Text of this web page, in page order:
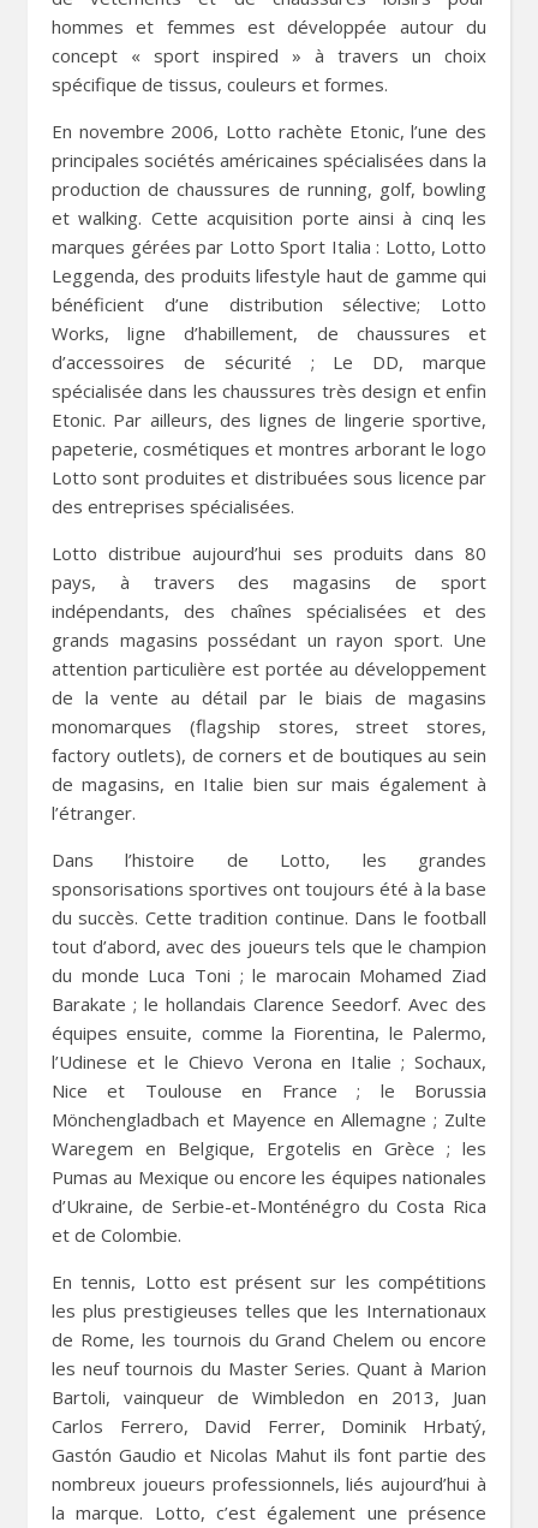
hommes et femmes est développée autour du
concept « sport inspired » à travers un choix
spécifique de tissus, couleurs et formes.
En novembre 2006, Lotto rachète Etonic, l’une des
principales sociétés américaines spécialisées dans la
production de chaussures de running, golf, bowling
et walking. Cette acquisition porte ainsi à cinq les
marques gérées par Lotto Sport Italia : Lotto, Lotto
Leggenda, des produits lifestyle haut de gamme qui
bénéficient d’une distribution sélective; Lotto
Works, ligne d’habillement, de chaussures et
d’accessoires de sécurité ; Le DD, marque
spécialisée dans les chaussures très design et enfin
Etonic. Par ailleurs, des lignes de lingerie sportive,
papeterie, cosmétiques et montres arborant le logo
Lotto sont produites et distribuées sous licence par
des entreprises spécialisées.
Lotto distribue aujourd’hui ses produits dans 80
pays, à travers des magasins de sport
indépendants, des chaînes spécialisées et des
grands magasins possédant un rayon sport. Une
attention particulière est portée au développement
de la vente au détail par le biais de magasins
monomarques (flagship stores, street stores,
factory outlets), de corners et de boutiques au sein
de magasins, en Italie bien sur mais également à
l’étranger.
Dans l’histoire de Lotto, les grandes
sponsorisations sportives ont toujours été à la base
du succès. Cette tradition continue. Dans le football
tout d’abord, avec des joueurs tels que le champion
du monde Luca Toni ; le marocain Mohamed Ziad
Barakate ; le hollandais Clarence Seedorf. Avec des
équipes ensuite, comme la Fiorentina, le Palermo,
l’Udinese et le Chievo Verona en Italie ; Sochaux,
Nice et Toulouse en France ; le Borussia
Mönchengladbach et Mayence en Allemagne ; Zulte
Waregem en Belgique, Ergotelis en Grèce ; les
Pumas au Mexique ou encore les équipes nationales
d’Ukraine, de Serbie-et-Monténégro du Costa Rica
et de Colombie.
En tennis, Lotto est présent sur les compétitions
les plus prestigieuses telles que les Internationaux
de Rome, les tournois du Grand Chelem ou encore
les neuf tournois du Master Series. Quant à Marion
Bartoli, vainqueur de Wimbledon en 2013, Juan
Carlos Ferrero, David Ferrer, Dominik Hrbatý,
Gastón Gaudio et Nicolas Mahut ils font partie des
nombreux joueurs professionnels, liés aujourd’hui à
la marque. Lotto, c’est également une présence